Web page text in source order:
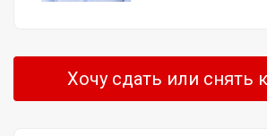
Хочу сдать или снять